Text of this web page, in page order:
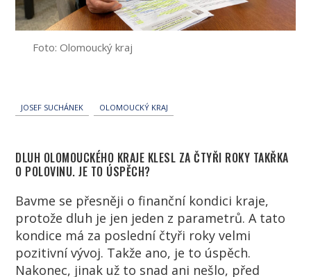
Foto: Olomoucký kraj
JOSEF SUCHÁNEK OLOMOUCKÝ KRAJ
DLUH OLOMOUCKÉHO KRAJE KLESL ZA ČTYŘI ROKY TAKŘKA
O POLOVINU. JE TO ÚSPĚCH?
Bavme se přesněji o finanční kondici kraje,
protože dluh je jen jeden z parametrů. A tato
kondice má za poslední čtyři roky velmi
pozitivní vývoj. Takže ano, je to úspěch.
Nakonec, jinak už to snad ani nešlo, před